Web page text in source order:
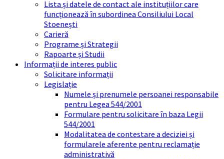
Lista și datele de contact ale instituțiilor care
funcționează în subordinea Consiliului Local
Stoenești
Carieră
Programe și Strategii
Rapoarte și Studii
Informații de interes public
Solicitare informații
Legislație
Numele și prenumele persoanei responsabile
pentru Legea 544/2001
Formulare pentru solicitare în baza Legii
544/2001
Modalitatea de contestare a deciziei și
formularele aferente pentru reclamație
administrativă